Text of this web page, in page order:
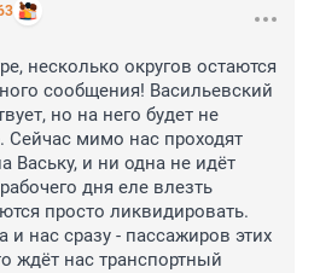
несколько округов остаются
сообщения! Васильевский
но на него будет не
Сейчас мимо нас проходят
Ваську, и ни одна не идёт
дня еле влезть
просто ликвидировать.
и нас сразу - пассажиров этих
ждёт нас транспортный